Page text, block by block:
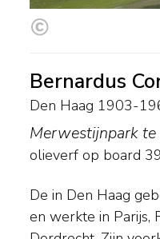
Bernardus
Den Haag 1903-
Merwestijnpark
olieverf op board
De in Den Haag
en werkte in Parijs,
stads- en
werd hij wel de